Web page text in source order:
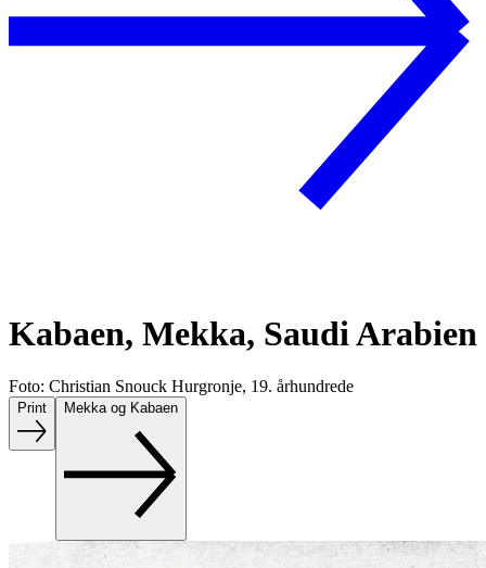
Kabaen, Mekka, Saudi Arabien
Foto: Christian Snouck Hurgronje, 19. århundrede
Print Mekka og Kabaen